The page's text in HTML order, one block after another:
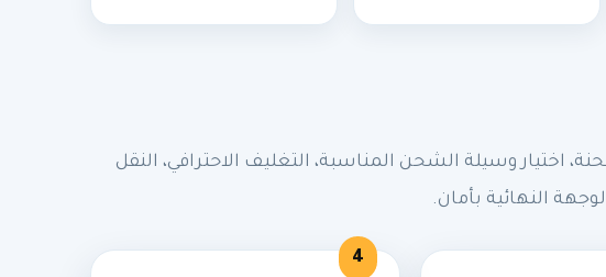
وسيلة الشحن المناسبة، التغليف الاحترافي، النقل
النهائية بأمان.